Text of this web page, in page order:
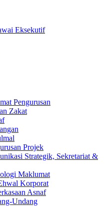
Eksekutif
Pengurusan
Zakat
Projek
Strategik, Sekretariat &
Maklumat
Korporat
Asnaf
Undang